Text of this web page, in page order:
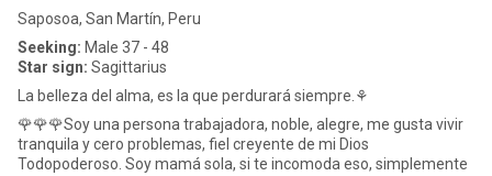
Saposoa, San Martín, Peru
Seeking: Male 37 - 48
Star sign: Sagittarius
La belleza del alma, es la que perdurará siempre.⚘
🌹🌹🌹Soy una persona trabajadora, noble, alegre, me gusta vivir
tranquila y cero problemas, fiel creyente de mi Dios
Todopoderoso. Soy mamá sola, si te incomoda eso, simplemente